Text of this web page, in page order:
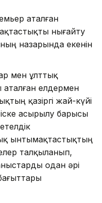
аталған
нығайту
назарында екенін
мен ұлттық
елдермен
қазіргі жай-күйі
асырылу барысы
ынтымақтастықтың
талқыланып,
одан әрі